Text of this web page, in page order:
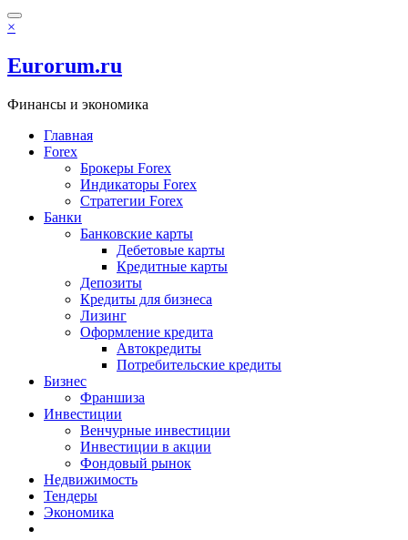
×
Eurorum.ru
Финансы и экономика
Главная
Forex
Брокеры Forex
Индикаторы Forex
Стратегии Forex
Банки
Банковские карты
Дебетовые карты
Кредитные карты
Депозиты
Кредиты для бизнеса
Лизинг
Оформление кредита
Автокредиты
Потребительские кредиты
Бизнес
Франшиза
Инвестиции
Венчурные инвестиции
Инвестиции в акции
Фондовый рынок
Недвижимость
Тендеры
Экономика